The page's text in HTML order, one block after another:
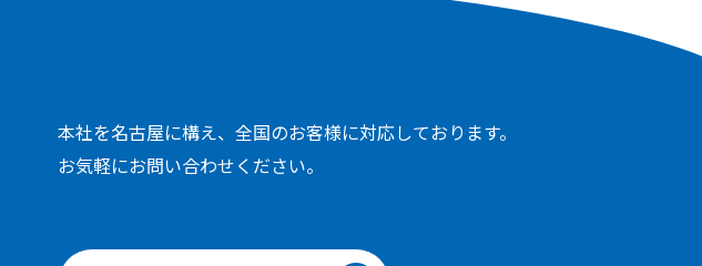
本社を名古屋に構え、全国のお客様に対応しております。
お気軽にお問い合わせください。